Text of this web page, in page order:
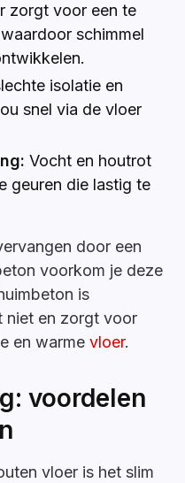
zorgt voor een te
schimmel
isolatie en
snel via de vloer
Vocht en houtrot
geuren die lastig te
door een
voorkom je deze
is
niet en zorgt voor
en warmevloer.
voordelen
vloer is het slim